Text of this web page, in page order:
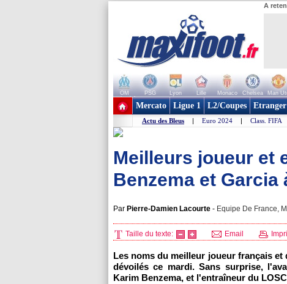
A
OM PSG Lyon Lille Monaco Chelsea Man
+ de clubs
Mercato Ligue 1 L2/Coupes Etranger
Actu des Bleus | Euro 2024 | Class. FIFA
Meilleurs joueur et
Benzema et Garcia
Par Pierre-Damien Lacourte - Equipe De France,
Taille du texte: Email
Les noms du meilleur joueur français
dévoilés ce mardi. Sans surprise,
Karim Benzema, et l'entraîneur du LOSC